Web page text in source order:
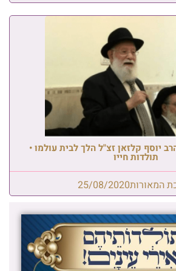
יוסף קלזאן זצ"ל הלך לבית עולמו •
תולדות חייו
המאורות25/08/2020